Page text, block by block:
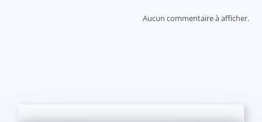
Aucun commentaire à afficher.